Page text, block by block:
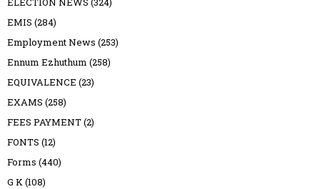
EMIS (284)
Employment News (253)
Ennum Ezhuthum (258)
EQUIVALENCE (23)
EXAMS (258)
FEES PAYMENT(2)
FONTS (12)
Forms (440)
G K(108)